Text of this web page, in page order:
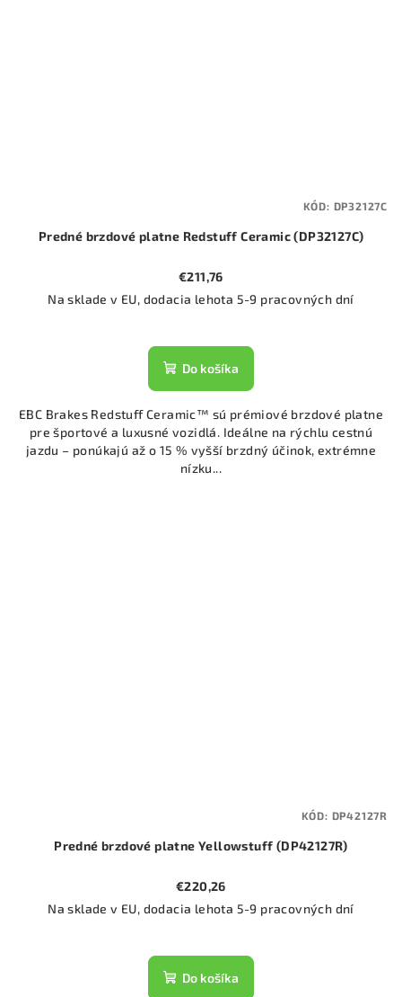
Predné brzdové platne Redstuff Ceramic (DP32127C)
€211,76
Na sklade v EU, dodacia lehota 5-9 pracovných dní
Do košíka
EBC Brakes Redstuff Ceramic™ sú prémiové brzdové platne
pre športové a luxusné vozidlá. Ideálne na rýchlu cestnú
jazdu – ponúkajú až o 15 % vyšší brzdný účinok, extrémne
nízku...
KÓD: DP32127C
Predné brzdové platne Yellowstuff (DP42127R)
€220,26
Na sklade v EU, dodacia lehota 5-9 pracovných dní
Do košíka
KÓD: DP42127R